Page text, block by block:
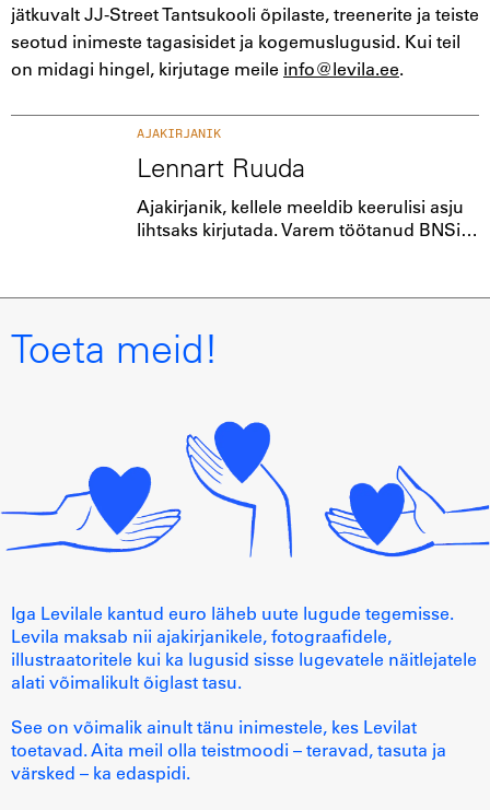
jätkuvalt JJ-Street Tantsukooli õpilaste, treenerite ja teiste
seotud inimeste tagasisidet ja kogemuslugusid. Kui teil
on midagi hingel, kirjutage meile info@levila.ee.
AJAKIRJANIK
Lennart Ruuda
Ajakirjanik, kellele meeldib keerulisi asju
lihtsaks kirjutada. Varem töötanud BNSis
Vahepeal proovinud kätt ka
Toeta meid!
Iga Levilale kantud euro läheb uute lugude tegemisse.
Levila maksab nii ajakirjanikele, fotograafidele,
illustraatoritele kui ka lugusid sisse lugevatele näitlejatele
alati võimalikult õiglast tasu.
See on võimalik ainult tänu inimestele, kes Levilat
toetavad. Aita meil olla teistmoodi – teravad, tasuta ja
värsked – ka edaspidi.